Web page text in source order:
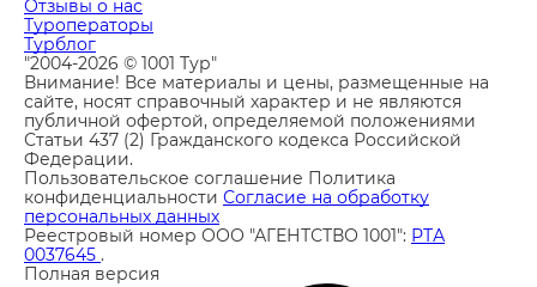
Отзывы о нас
Туроператоры
Турблог
"2004-2026 © 1001 Тур"
Внимание! Все материалы и цены, размещенные на
сайте, носят справочный характер и не являются
публичной офертой, определяемой положениями
Статьи 437 (2) Гражданского кодекса Российской
Федерации.
Пользовательское соглашение Политика
конфиденциальности Согласие на обработку
персональных данных
Реестровый номер ООО "АГЕНТСТВО 1001": РТА
0037645 .
Полная версия